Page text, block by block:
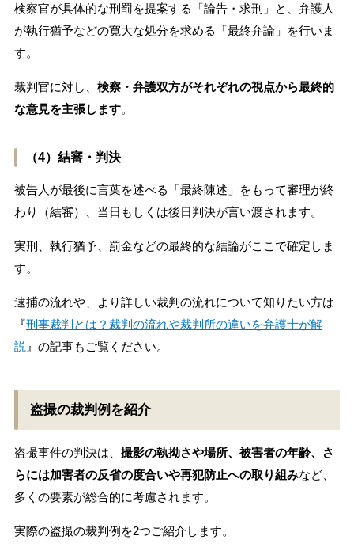
検察官が具体的な刑罰を提案する「論告・求刑」と、弁護人
が執行猶予などの寛大な処分を求める「最終弁論」を行いま
す。
裁判官に対し、 検察・弁護双方がそれぞれの視点から最終的
な意見を主張します。
（4）結審・判決
被告人が最後に言葉を述べる「最終陳述」をもって審理が終
わり（結審）、当日もしくは後日判決が言い渡されます。
実刑、執行猶予、罰金などの最終的な結論がここで確定しま
す。
逮捕の流れや、より詳しい裁判の流れについて知りたい方は
『刑事裁判とは？裁判の流れや裁判所の違いを弁護士が解
説 』の記事もご覧ください。
盗撮の裁判例を紹介
盗撮事件の判決は、 撮影の執拗さや場所、被害者の年齢、さ
らには加害者の反省の度合いや再犯防止への取り組みなど、
多くの要素が総合的に考慮されます。
実際の盗撮の裁判例を2つご紹介します。